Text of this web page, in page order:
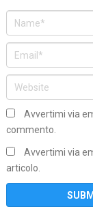
Avvertimi via
commento.
Avvertimi via
articolo.